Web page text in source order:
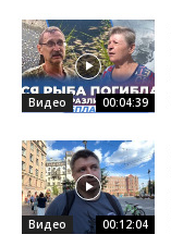
Видео 00:04:39
Видео 00:12:04